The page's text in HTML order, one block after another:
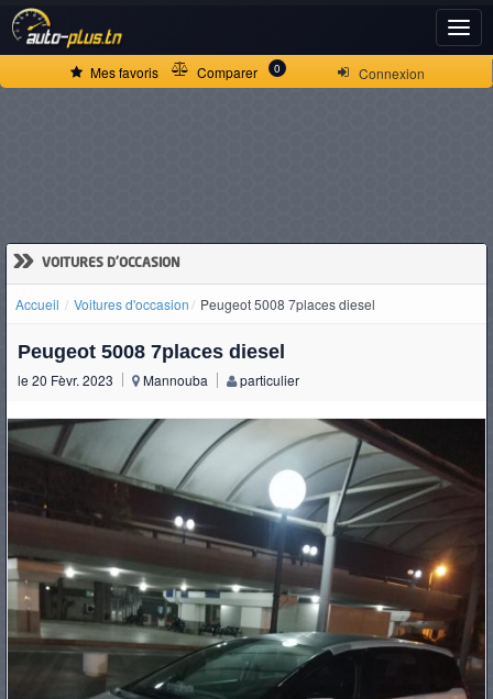
Connexion
Mes favoris Comparer 0
» VOITURES D'OCCASION
Accueil Voitures d'occasion Peugeot 5008 7places diesel
Peugeot 5008 7places diesel
le 20 Fèvr. 2023 Mannouba particulier
ACCUEIL
D'OCCASION
CAMIONS
PNEUS